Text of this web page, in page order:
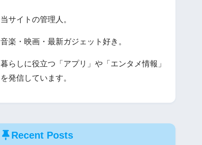
当サイトの管理人。
音楽・映画・最新ガジェット好き。
暮らしに役立つ「アプリ」や「エンタメ情報」
を発信しています。
Recent Posts